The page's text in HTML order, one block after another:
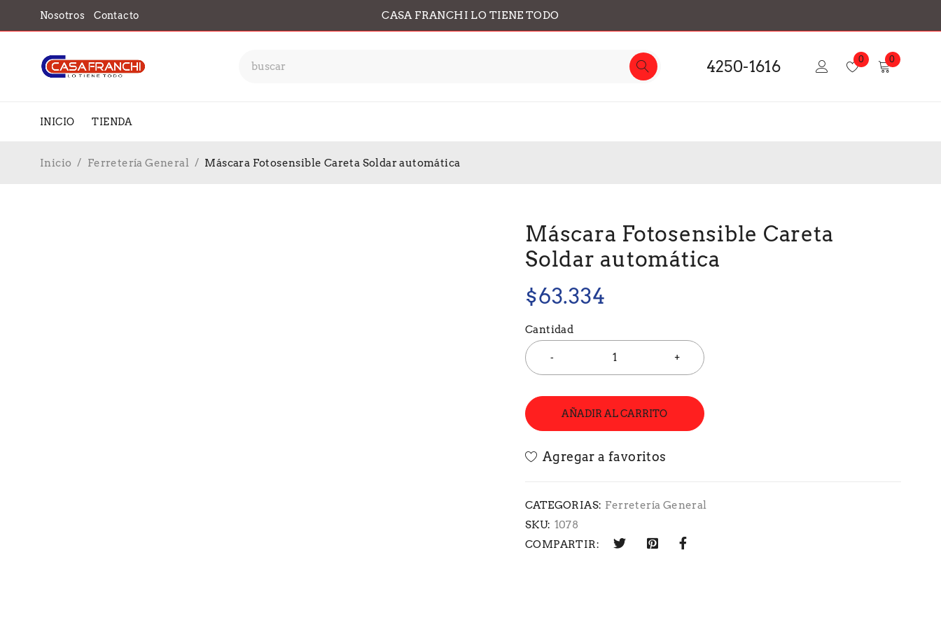
Nosotros Contacto CASA FRANCHI LO TIENE TODO
4250-1616 0 0
INICIO TIENDA
Inicio / Ferretería General / Máscara Fotosensible Careta Soldar automática
Máscara Fotosensible Careta
Soldar automática
$63.334
Cantidad
AÑADIR AL CARRITO
CATEGORIAS: Ferretería General
SKU: 1078
COMPARTIR: